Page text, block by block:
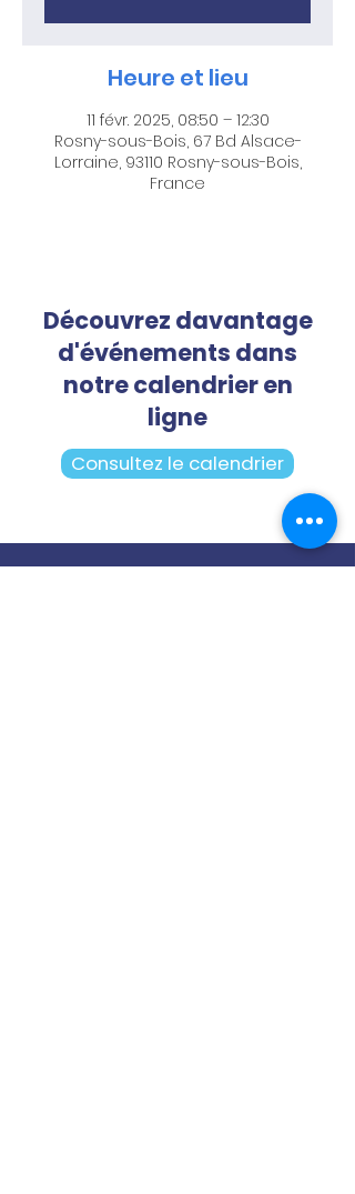
Heure et lieu
11 févr. 2025, 08:50 – 12:30
Rosny-sous-Bois, 67 Bd Alsace-
Lorraine, 93110 Rosny-sous-Bois,
France
Découvrez davantage
d'événements dans
notre calendrier en
ligne
Consultez le calendrier